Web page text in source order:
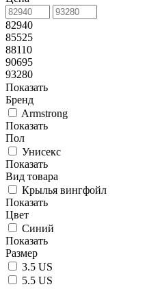
82940
85525
88110
90695
93280
Показать
Бренд
Armstrong
Показать
Пол
Унисекс
Показать
Вид товара
Крылья вингфойл
Показать
Цвет
Синий
Показать
Размер
3.5 US
5.5 US